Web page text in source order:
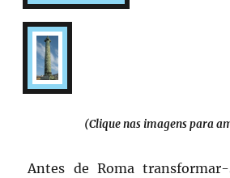
(Clique nas imagens para
Antes de Roma